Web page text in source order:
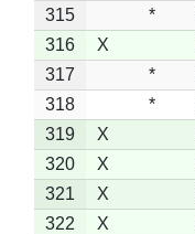
315
*
316
X
317
*
318
*
319
X
320
X
321
X
322
X